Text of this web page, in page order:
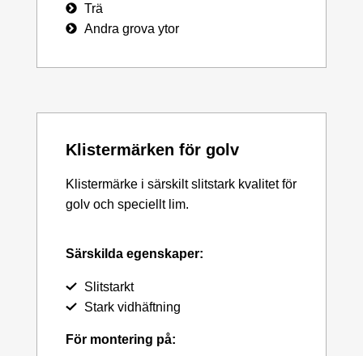
Trä
Andra grova ytor
Klistermärken för golv
Klistermärke i särskilt slitstark kvalitet för
golv och speciellt lim.
Särskilda egenskaper:
Slitstarkt
Stark vidhäftning
För montering på: